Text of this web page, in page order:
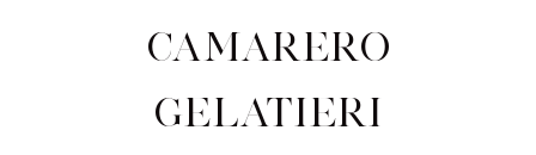
Camarero
gelatieri